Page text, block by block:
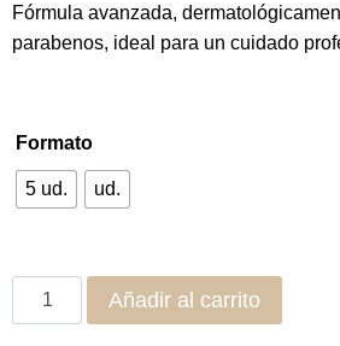
Fórmula avanzada,
parabenos, ideal para un cuidado
Formato
5 ud. ud.
Añadir al carrito